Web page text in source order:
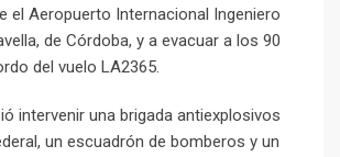
el Aeropuerto Internacional Ingeniero
de Córdoba, y a evacuar a los 90
del vuelo LA2365.
intervenir una brigada antiexplosivos
un escuadrón de bomberos y un